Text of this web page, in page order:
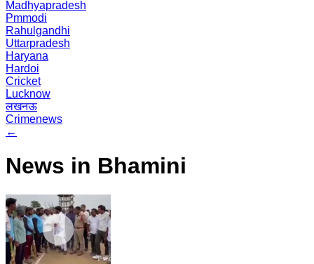
Madhyapradesh
Pmmodi
Rahulgandhi
Uttarpradesh
Haryana
Hardoi
Cricket
Lucknow
लखनऊ
Crimenews
←
News in Bhamini